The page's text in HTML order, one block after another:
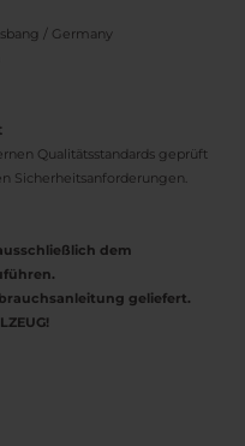
/ Germany
Qualitätsstandards geprüft
Sicherheitsanforderungen.
dem
geliefert.